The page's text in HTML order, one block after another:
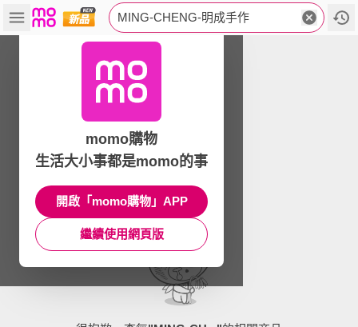
MING-CHENG-明成手作
momo購物
生活大小事都是momo的事
開啟「momo購物」APP
繼續使用網頁版